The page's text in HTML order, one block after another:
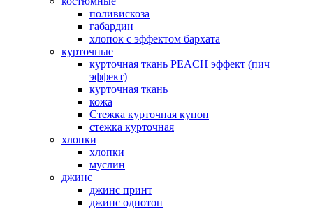
поливискоза
габардин
хлопок с эффектом бархата
курточные
курточная ткань PEACH эффект (пич
эффект)
курточная ткань
кожа
Стежка курточная купон
стежка курточная
хлопки
хлопки
муслин
джинс
джинс принт
джинс однотон